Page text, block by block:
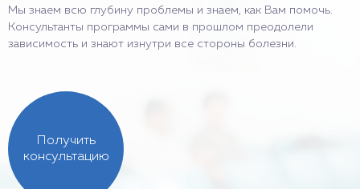
Мы знаем всю глубину проблемы и знаем, как Вам помочь.
Консультанты программы сами в прошлом преодолели
зависимость и знают изнутри все стороны болезни.
Получить
консультацию